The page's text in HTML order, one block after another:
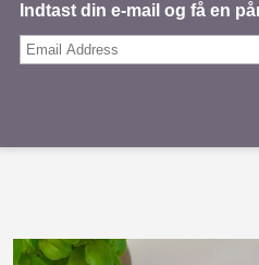
Indtast din e-mail og få en
Email